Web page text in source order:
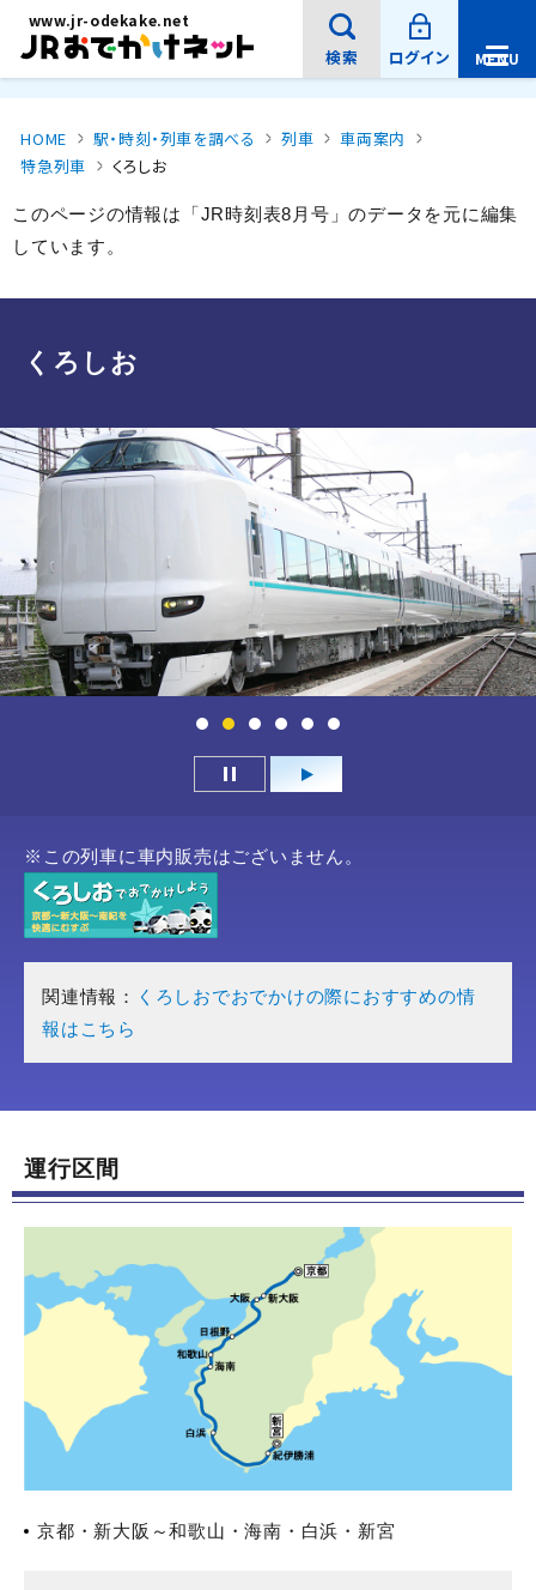
メインコンテンツにスキップ
www.jr-odekake.net
メ
閉
MENU
検索
サイト内検索
イ
内
検
：
キ
ー
ー
ド
を
入
力
し
。
イ
ン
ド
き
ま
ログイン
HOME 駅・時刻・列車を調べる 列車
車両案内
特急列車
くろしお
このページの情報は「JR時刻表8月号」のデータを元に編集
しています。
くろしお
※この列車に車内販売はございません。
関連情報：
くろしおでおでかけの際におすすめの情
報はこちら
運行区間
京都・新大阪～和歌山・海南・白浜・新宮